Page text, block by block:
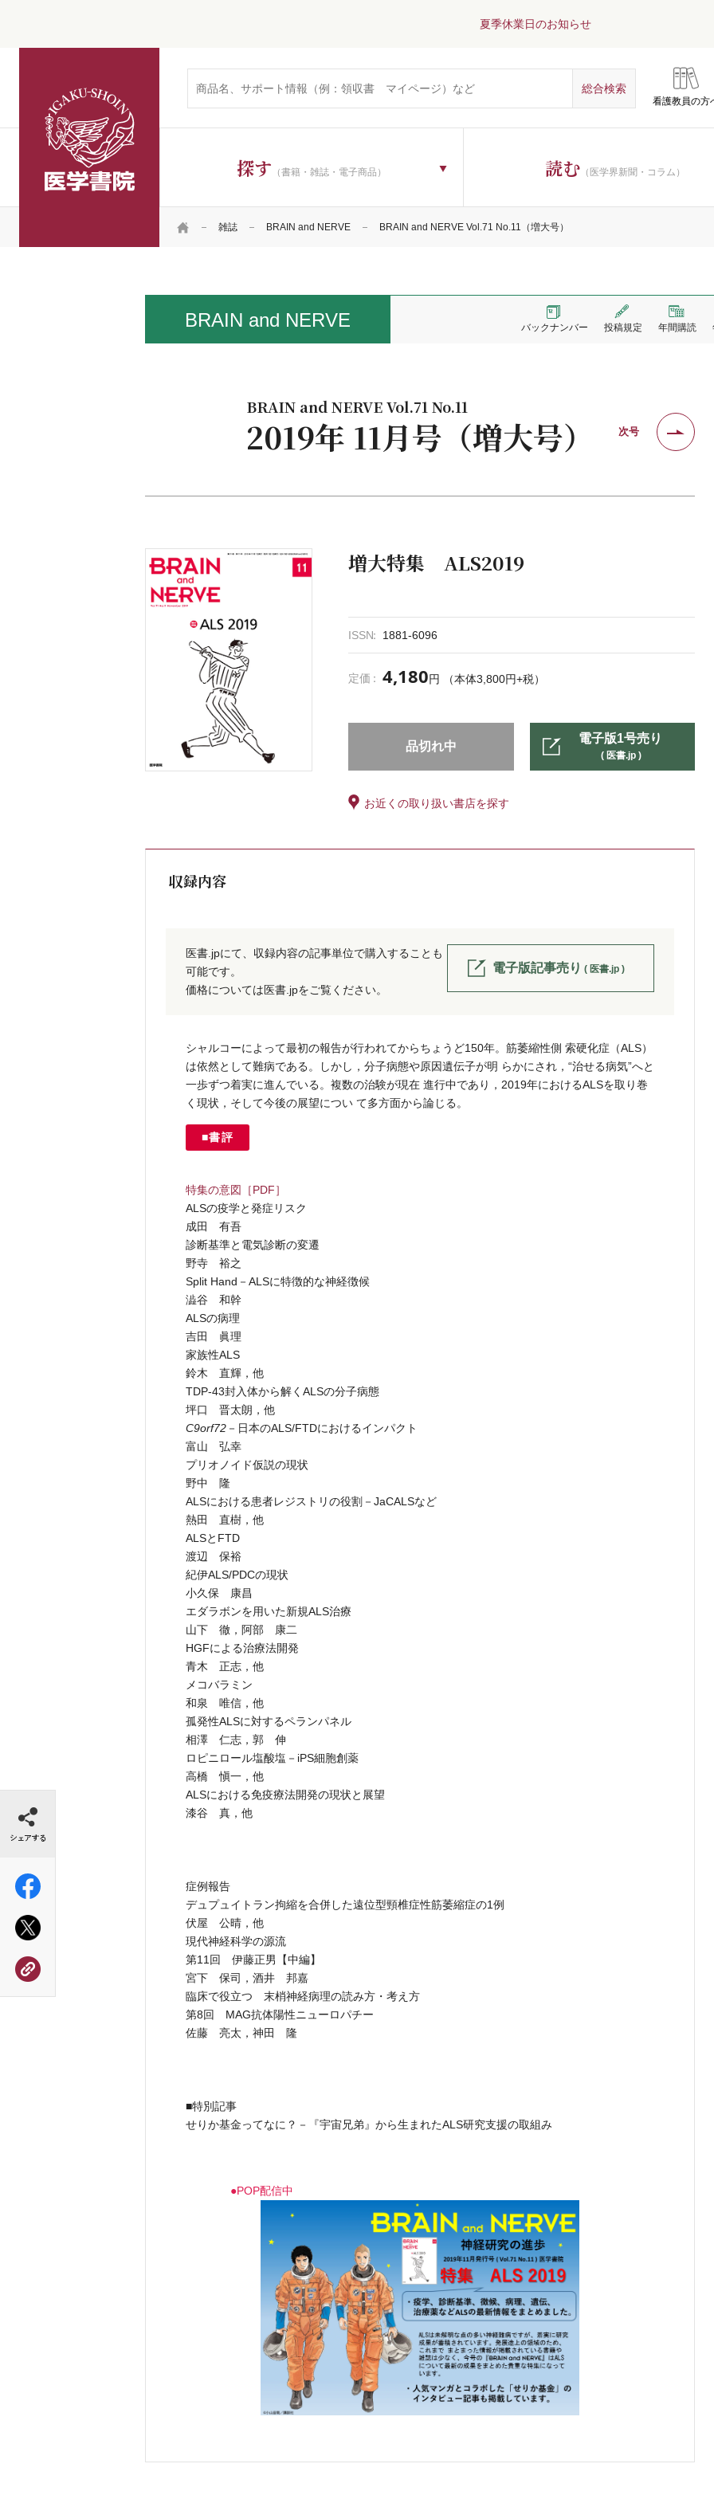
夏季休業日のお知らせ
看護教員の方
探す （書籍・雑誌・電子商品） 読む （医学界新聞・コラム）
HOME 雑誌 BRAIN and NERVE BRAIN and NERVE Vol.71 No.11（増大号）
BRAIN and NERVE バックナンバー 投稿規定 年間購読
BRAIN and NERVE Vol.71 No.11
2019年 11月号（増大号） 次号
増大特集 ALS2019
ISSN 1881-6096
定価 4,180円 （本体3,800円+税）
品切れ中
電子版1号売り
( 医書.jp )
お近くの取り扱い書店を探す
収録内容
医書.jpにて、収録内容の記事単位で購入することも
可能です。
価格については医書.jpをご覧ください。
電子版記事売り ( 医書.jp )
シャルコーによって最初の報告が行われてからちょうど150年。筋萎縮性側 索硬化症（ALS）
は依然として難病である。しかし，分子病態や原因遺伝子が明 らかにされ，“治せる病気”へと
一歩ずつ着実に進んでいる。複数の治験が現在 進行中であり，2019年におけるALSを取り巻
く現状，そして今後の展望につい て多方面から論じる。
■書評
特集の意図［PDF］
ALSの疫学と発症リスク
成田 有吾
診断基準と電気診断の変遷
野寺 裕之
Split Hand－ALSに特徴的な神経徴候
澁谷 和幹
ALSの病理
吉田 眞理
家族性ALS
鈴木 直輝，他
TDP-43封入体から解くALSの分子病態
坪口 晋太朗，他
C9orf72 －日本のALS/FTDにおけるインパクト
富山 弘幸
プリオノイド仮説の現状
野中 隆
ALSにおける患者レジストリの役割－JaCALSなど
熱田 直樹，他
ALSとFTD
渡辺 保裕
紀伊ALS/PDCの現状
小久保 康昌
エダラボンを用いた新規ALS治療
山下 徹，阿部 康二
HGFによる治療法開発
青木 正志，他
メコバラミン
和泉 唯信，他
孤発性ALSに対するペランパネル
相澤 仁志，郭 伸
ロピニロール塩酸塩－iPS細胞創薬
高橋 愼一，他
ALSにおける免疫療法開発の現状と展望
漆谷 真，他
症例報告
デュプュイトラン拘縮を合併した遠位型頸椎症性筋萎縮症の1例
伏屋 公晴，他
現代神経科学の源流
第11回 伊藤正男【中編】
宮下 保司，酒井 邦嘉
臨床で役立つ 末梢神経病理の読み方・考え方
第8回 MAG抗体陽性ニューロパチー
佐藤 亮太，神田 隆
■特別記事
せりか基金ってなに？－『宇宙兄弟』から生まれたALS研究支援の取組み
●POP配信中